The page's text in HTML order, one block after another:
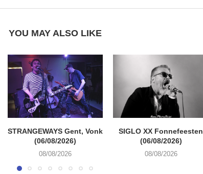
YOU MAY ALSO LIKE
STRANGEWAYS Gent, Vonk
(06/08/2026)
08/08/2026
SIGLO XX Fonnefeesten
(06/08/2026)
08/08/2026